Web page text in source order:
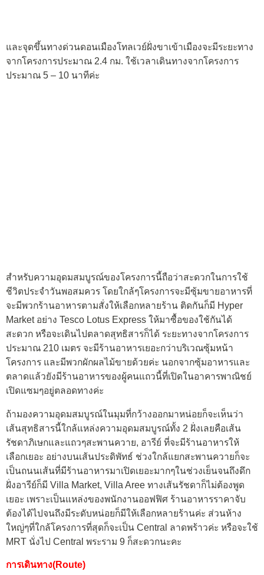
และจุดขึ้นทางด่วนดอนเมืองโทลเวย์ฝั่งขาเข้าเมืองจะมีระยะทาง
จากโครงการประมาณ 2.4 กม. ใช้เวลาเดินทางจากโครงการ
ประมาณ 5 – 10 นาทีค่ะ
สำหรับความอุดมสมบูรณ์ของโครงการนี้ถือว่าสะดวกในการใช้
ชีวิตประจำวันพอสมควร โดยใกล้ๆโครงการจะมีซุ้มขายอาหารที่
จะมีพวกร้านอาหารตามสั่งให้เลือกหลายร้าน ติดกันก็มี Hyper
Market อย่าง Tesco Lotus Express ให้มาซื้อของใช้กันได้
สะดวก หรือจะเดินไปตลาดสุทธิสารก็ได้ ระยะทางจากโครงการ
ประมาณ 210 เมตร จะมีร้านอาหารเยอะกว่าบริเวณซุ้มหน้า
โครงการ และมีพวกผักผลไม้ขายด้วยค่ะ นอกจากซุ้มอาหารและ
ตลาดแล้วยังมีร้านอาหารของผู้คนแถวนี้ที่เปิดในอาคารพาณิชย์
เปิดแซมๆอยู่ตลอดทางค่ะ
ถ้ามองความอุดมสมบูรณ์ในมุมที่กว้างออกมาหน่อยก็จะเห็นว่า
เส้นสุทธิสารนี้ใกล้แหล่งความอุดมสมบูรณ์ทั้ง 2 ฝั่งเลยคือเส้น
รัชดาภิเษกและแถวๆสะพานควาย, อารีย์ ที่จะมีร้านอาหารให้
เลือกเยอะ อย่างบนเส้นประดิพัทธ์ ช่วงใกล้แยกสะพานควายก็จะ
เป็นถนนเส้นที่มีร้านอาหารมาเปิดเยอะมากๆในช่วงเย็นจนถึงดึก
ฝั่งอารีย์ก็มี Villa Market, Villa Aree ทางเส้นรัชดาก็ไม่ต้องพูด
เยอะ เพราะเป็นแหล่งของพนักงานออฟฟิศ ร้านอาหารราคาจับ
ต้องได้ไปจนถึงมีระดับหน่อยก็มีให้เลือกหลายร้านค่ะ ส่วนห้าง
ใหญ่ๆที่ใกล้โครงการที่สุดก็จะเป็น Central ลาดพร้าวค่ะ หรือจะใช้
MRT นั่งไป Central พระราม 9 ก็สะดวกนะคะ
การเดินทาง(Route)